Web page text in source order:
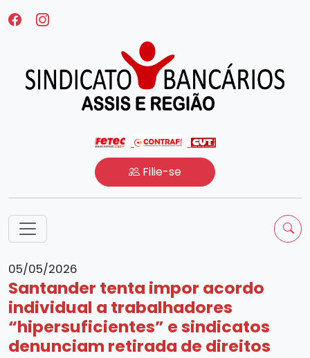
Filie-se
05/05/2026
Santander tenta impor acordo
individual a trabalhadores
“hipersuficientes” e sindicatos
denunciam retirada de direitos